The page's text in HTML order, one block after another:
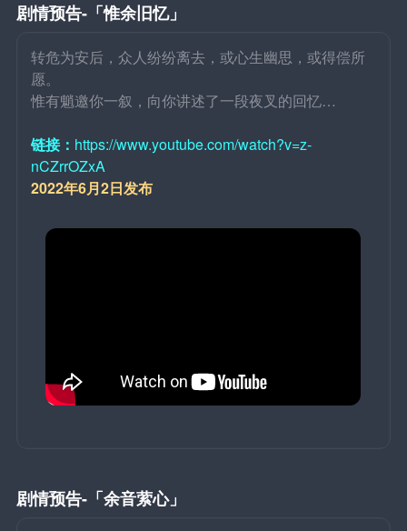
剧情预告-「惟余旧忆」
转危为安后，众人纷纷离去，或心生幽思，或得偿所
愿。
惟有魈邀你一叙，向你讲述了一段夜叉的回忆…
链接： https://www.youtube.com/watch?v=z-
nCZrrOZxA
2022年6月2日发布
剧情预告-「余音萦心」